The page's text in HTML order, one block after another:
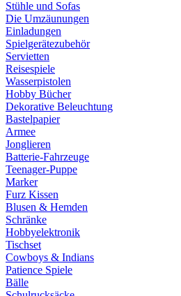
Stühle und Sofas
Die Umzäunungen
Einladungen
Spielgerätezubehör
Servietten
Reisespiele
Wasserpistolen
Hobby Bücher
Dekorative Beleuchtung
Bastelpapier
Armee
Jonglieren
Batterie-Fahrzeuge
Teenager-Puppe
Marker
Furz Kissen
Blusen & Hemden
Schränke
Hobbyelektronik
Tischset
Cowboys & Indians
Patience Spiele
Bälle